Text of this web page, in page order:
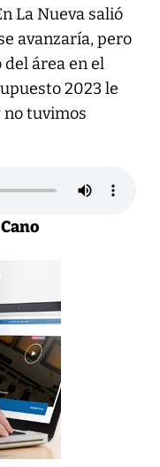
La Nueva salió
avanzaría, pero
área en el
2023 le
no tuvimos